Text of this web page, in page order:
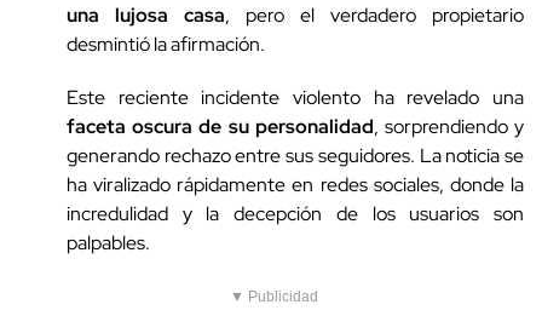
una lujosa casa, pero el verdadero propietario
desmintió la afirmación.
Este reciente incidente violento ha revelado una
faceta oscura de su personalidad, sorprendiendo y
generando rechazo entre sus seguidores. La noticia se
ha viralizado rápidamente en redes sociales, donde la
incredulidad y la decepción de los usuarios son
palpables.
▼ Publicidad